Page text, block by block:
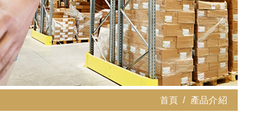
首頁 產品介紹